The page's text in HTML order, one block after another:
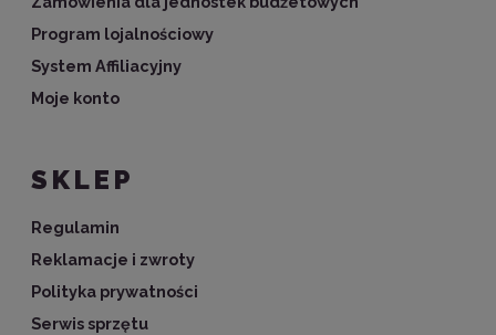
Program lojalnościowy
System Affiliacyjny
Moje konto
SKLEP
Regulamin
Reklamacje i zwroty
Polityka prywatności
Serwis sprzętu